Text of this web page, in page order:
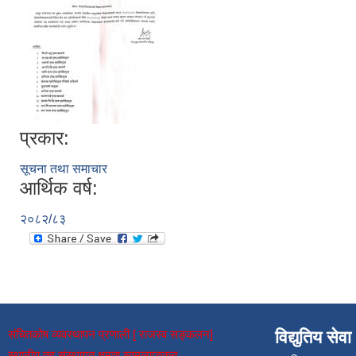
प्रकार:
सूचना तथा समाचार
आर्थिक वर्ष:
२०८२/८३
संचितकोष व्यवस्थापन प्रणाली [ राजस्व सङ्कलन]
विद्युतिय सेवा